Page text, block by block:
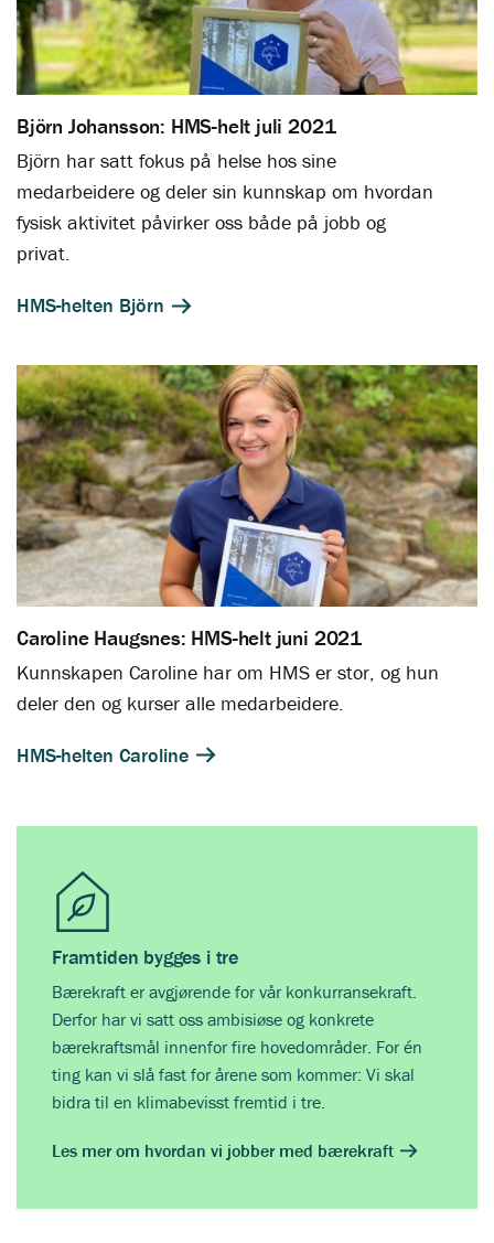
Björn Johansson: HMS-helt juli 2021
Björn har satt fokus på helse hos sine
medarbeidere og deler sin kunnskap om hvordan
fysisk aktivitet påvirker oss både på jobb og
privat.
HMS-helten Björn
Caroline Haugsnes: HMS-helt juni 2021
Kunnskapen Caroline har om HMS er stor, og hun
deler den og kurser alle medarbeidere.
HMS-helten Caroline
Framtiden bygges i tre
Bærekraft er avgjørende for vår konkurransekraft.
Derfor har vi satt oss ambisiøse og konkrete
bærekraftsmål innenfor fire hovedområder. For én
ting kan vi slå fast for årene som kommer: Vi skal
bidra til en klimabevisst fremtid i tre.
Les mer om hvordan vi jobber med bærekraft